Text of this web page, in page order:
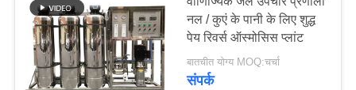
POLICY
सिस्टम
नल / कुएं के पानी के लिए शुद्ध
पेय रिवर्स ऑस्मोसिस प्लांट
बातचीत योग्य MOQ:चर्चा
संपर्क